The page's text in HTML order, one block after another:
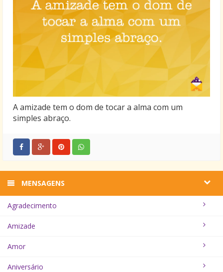
A amizade tem o dom de tocar a alma com um
simples abraço.
MENSAGENS
Agradecimento
Amizade
Amor
Aniversário